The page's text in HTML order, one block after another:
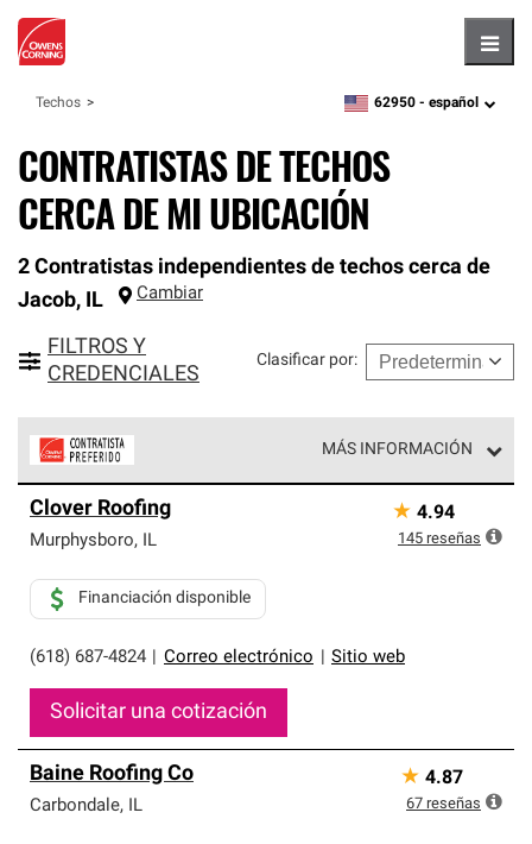
Techos zipcode,language
62950 - español
CONTRATISTAS DE TECHOS
CERCA DE MI UBICACIÓN
2 Contratistas independientes de techos cerca de
Jacob, IL Cambiar
FILTROS Y
CREDENCIALES
Clasificar por:
MÁS INFORMACIÓN
parte de una red exclusiva de profesionales de techos
que cumplen con altos estándares y requisitos estrictos
Clover Roofing
Murphysboro, IL
(618) 687-4824 Correo electrónico Sitio web
Financiación disponible
Solicitar una cotización
★ 4.94
145 reseñas
Baine Roofing Co
Carbondale, IL
★ 4.87
67 reseñas